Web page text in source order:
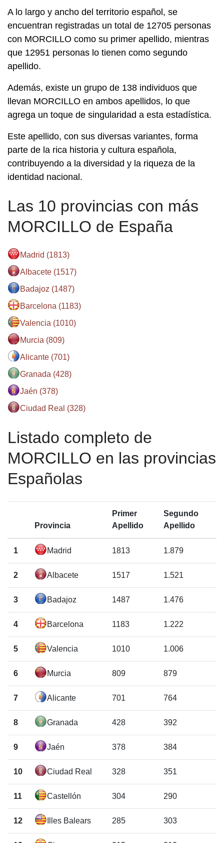
A lo largo y ancho del territorio español, se
encuentran registradas un total de 12705 personas
con MORCILLO como su primer apellido, mientras
que 12951 personas lo tienen como segundo
apellido.
Además, existe un grupo de 138 individuos que
llevan MORCILLO en ambos apellidos, lo que
agrega un toque de singularidad a esta estadística.
Este apellido, con sus diversas variantes, forma
parte de la rica historia y cultura española,
contribuyendo a la diversidad y la riqueza de la
identidad nacional.
Las 10 provincias con más
MORCILLO de España
Madrid (1813)
Albacete (1517)
Badajoz (1487)
Barcelona (1183)
Valencia (1010)
Murcia (809)
Alicante (701)
Granada (428)
Jaén (378)
Ciudad Real (328)
Listado completo de
MORCILLO en las provincias
Españolas
Provincia
Primer
Apellido
Segundo
Apellido
1 Madrid 1813 1.879
2 Albacete 1517 1.521
3 Badajoz 1487 1.476
4 Barcelona 1183 1.222
5 Valencia 1010 1.006
6 Murcia 809 879
7 Alicante 701 764
8 Granada 428 392
9 Jaén 378 384
10 Ciudad Real 328 351
11 Castellón 304 290
12 Illes Balears 285 303